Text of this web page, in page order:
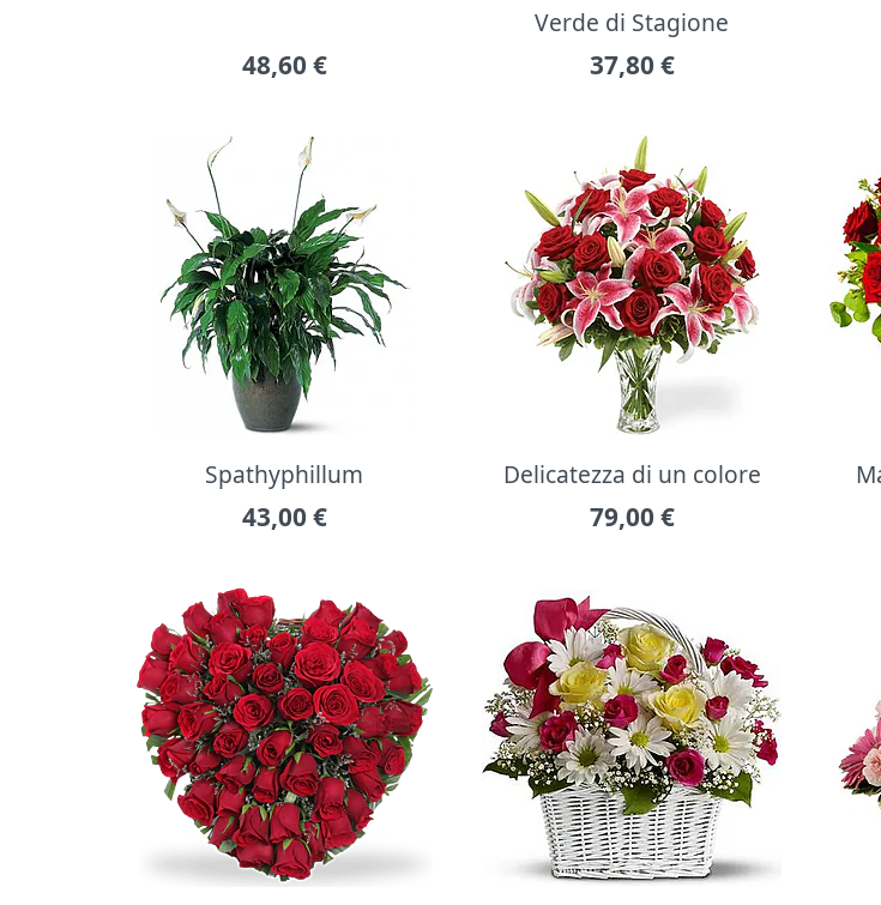
48,60 €
Verde di Stagione
37,80 €
Spathyphillum
43,00 €
Delicatezza di un colore
79,00 €